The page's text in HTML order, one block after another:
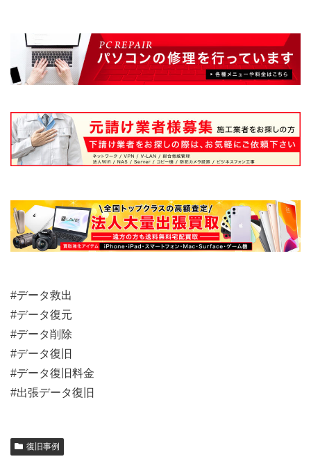
#データ救出
#データ復元
#データ削除
#データ復旧
#データ復旧料金
#出張データ復旧
復旧事例